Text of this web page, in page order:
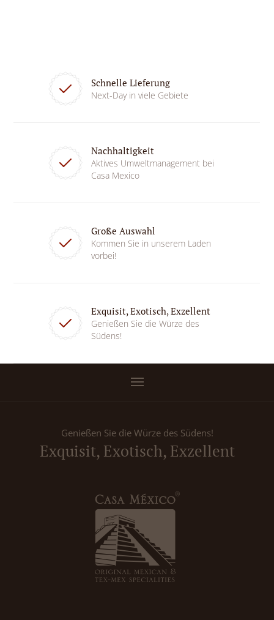
Schnelle Lieferung
Next-Day in viele Gebiete
Nachhaltigkeit
Aktives Umweltmanagement bei
Casa Mexico
Große Auswahl
Kommen Sie in unserem Laden
vorbei!
Exquisit, Exotisch, Exzellent
Genießen Sie die Würze des
Südens!
Genießen Sie die Würze des Südens!
Exquisit, Exotisch, Exzellent